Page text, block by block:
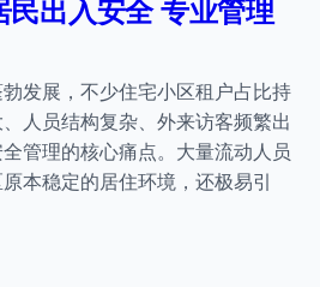
出入安全 专业管理
发展，不少住宅小区租户占比持
人员结构复杂、外来访客频繁出
管理的核心痛点。大量流动人员
本稳定的居住环境，还极易引